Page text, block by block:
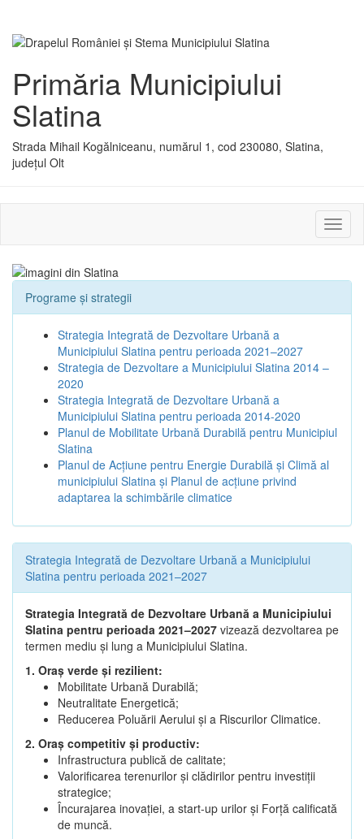
Primăria Municipiului
Slatina
Strada Mihail Kogălniceanu, numărul 1, cod 230080, Slatina,
județul Olt
sau
Programe și strategii
Strategia Integrată de Dezvoltare Urbană a
Municipiului Slatina pentru perioada 2021–2027
Strategia de Dezvoltare a Municipiului Slatina 2014 –
2020
Strategia Integrată de Dezvoltare Urbană a
Municipiului Slatina pentru perioada 2014-2020
Planul de Mobilitate Urbană Durabilă pentru Municipiul
Slatina
Planul de Acţiune pentru Energie Durabilă şi Climă al
municipiului Slatina şi Planul de acţiune privind
adaptarea la schimbările climatice
Strategia Integrată de Dezvoltare Urbană a Municipiului
Slatina pentru perioada 2021–2027
Strategia Integrată de Dezvoltare Urbană a Municipiului
Slatina pentru perioada 2021–2027 vizează dezvoltarea pe
termen mediu și lung a Municipiului Slatina.
1. Oraș verde și rezilient:
Mobilitate Urbană Durabilă;
Neutralitate Energetică;
Reducerea Poluării Aerului și a Riscurilor Climatice.
2. Oraș competitiv și productiv:
Infrastructura publică de calitate;
Valorificarea terenurilor și clădirilor pentru investiții
strategice;
Încurajarea inovației, a start-up urilor și Forță calificată
de muncă.